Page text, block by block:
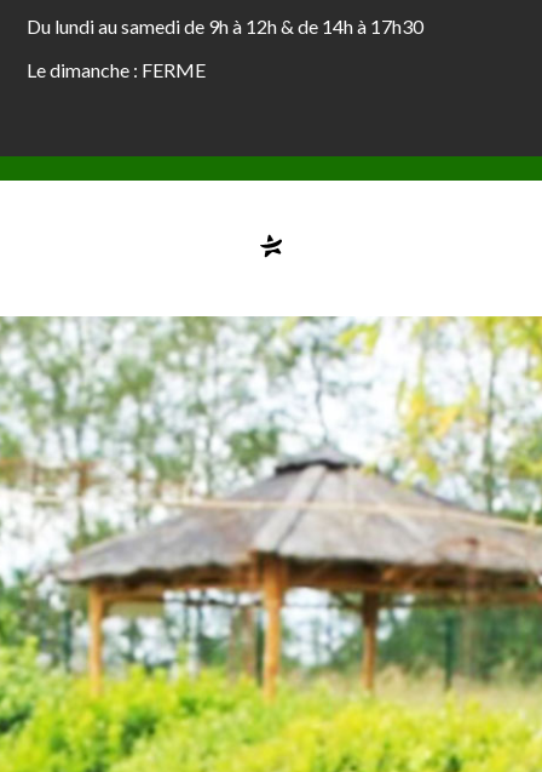
Du lundi au samedi de 9h à 12h & de 14h à 17h30
Le dimanche : FERME